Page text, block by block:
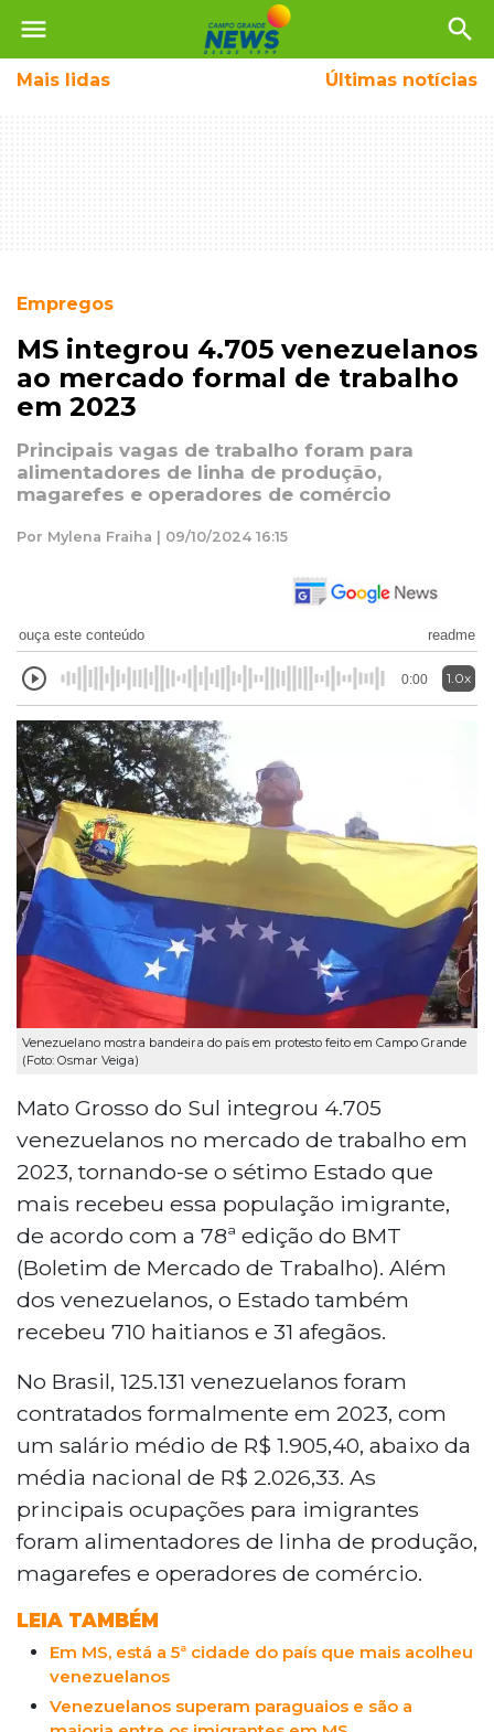
menu search
Mais lidas Últimas notícias
Empregos
MS integrou 4.705 venezuelanos
ao mercado formal de trabalho
em 2023
Principais vagas de trabalho foram para
alimentadores de linha de produção,
magarefes e operadores de comércio
Por Mylena Fraiha | 09/10/2024 16:15
ouça este conteúdo readme
0:00 1.0x
Venezuelano mostra bandeira do país em protesto feito em Campo Grande
(Foto: Osmar Veiga)
Mato Grosso do Sul integrou 4.705
venezuelanos no mercado de trabalho em
2023, tornando-se o sétimo Estado que
mais recebeu essa população imigrante,
de acordo com a 78ª edição do BMT
(Boletim de Mercado de Trabalho). Além
dos venezuelanos, o Estado também
recebeu 710 haitianos e 31 afegãos.
No Brasil, 125.131 venezuelanos foram
contratados formalmente em 2023, com
um salário médio de R$ 1.905,40, abaixo da
média nacional de R$ 2.026,33. As
principais ocupações para imigrantes
foram alimentadores de linha de produção,
magarefes e operadores de comércio.
LEIA TAMBÉM
Em MS, está a 5ª cidade do país que mais acolheu
venezuelanos
Venezuelanos superam paraguaios e são a